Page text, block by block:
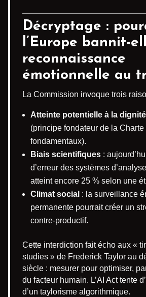
Décryptage :
l’Europe bannit-
reconnaissance
émotionnelle au
La Commission invoque trois
Atteinte potentielle à la
(principe fondateur de la
fondamentaux).
Biais scientifiques :
d’erreur des systèmes
atteint encore 25 % selon une
Climat social : la surveillance
permanente pourrait créer un
contre-productif.
Cette interdiction fait écho aux «
studies » de Frederick Taylor au
siècle : mesurer pour optimiser,
du facteur humain. L’AI Act tente
d’un taylorisme algorithmique.